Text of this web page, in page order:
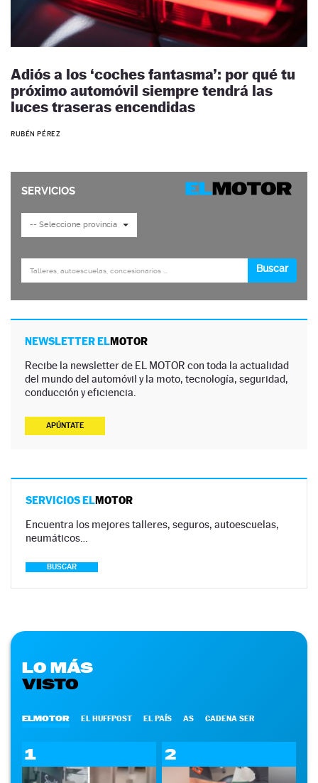
Adiós a los ‘coches fantasma’: por qué tu
próximo automóvil siempre tendrá las
luces traseras encendidas
RUBÉN PÉREZ
NEWSLETTER ELMOTOR
Recibe la newsletter de EL MOTOR con toda la actualidad
del mundo del automóvil y la moto, tecnología, seguridad,
conducción y eficiencia.
APÚNTATE
SERVICIOS ELMOTOR
Encuentra los mejores talleres, seguros, autoescuelas,
neumáticos…
BUSCAR
LO MÁS
VISTO
ELMOTOR EL HUFFPOST EL PAÍS AS CADENA SER
1 2